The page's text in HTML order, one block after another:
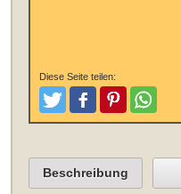
Diese Seite teilen:
TweetenPostenPinterestTeilen
Beschreibung